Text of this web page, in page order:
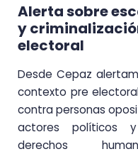
Alerta sobre
y
electoral
Desde Cepaz
contexto pre
contra personas
actores políticos
derechos